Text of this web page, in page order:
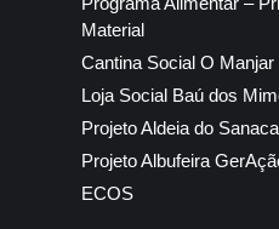
Material
Cantina Social O Manjar
Loja Social Baú dos
Projeto Aldeia do
Projeto Albufeira
ECOS